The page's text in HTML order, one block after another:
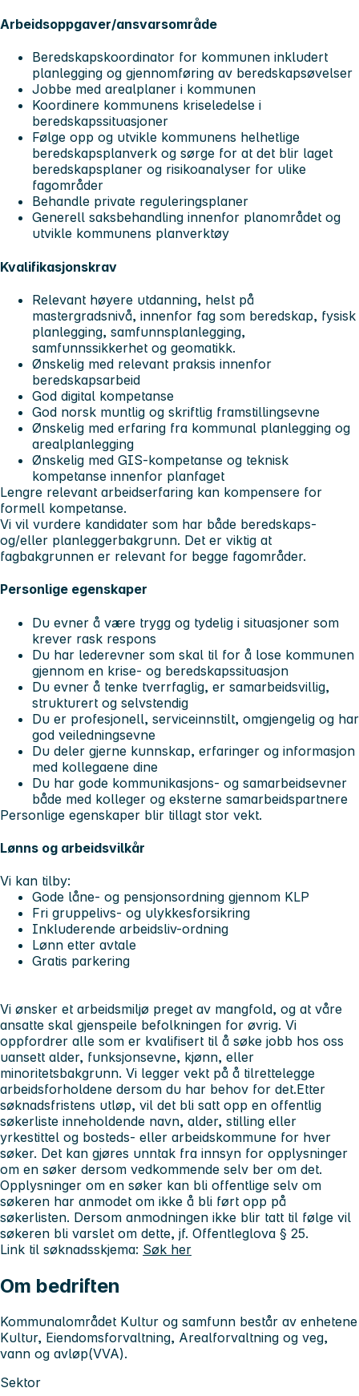
Arbeidsoppgaver/ansvarsområde
Beredskapskoordinator for kommunen inkludert
planlegging og gjennomføring av beredskapsøvelser
Jobbe med arealplaner i kommunen
Koordinere kommunens kriseledelse i
beredskapssituasjoner
Følge opp og utvikle kommunens helhetlige
beredskapsplanverk og sørge for at det blir laget
beredskapsplaner og risikoanalyser for ulike
fagområder
Behandle private reguleringsplaner
Generell saksbehandling innenfor planområdet og
utvikle kommunens planverktøy
Kvalifikasjonskrav
Relevant høyere utdanning, helst på
mastergradsnivå, innenfor fag som beredskap, fysisk
planlegging, samfunnsplanlegging,
samfunnssikkerhet og geomatikk.
Ønskelig med relevant praksis innenfor
beredskapsarbeid
God digital kompetanse
God norsk muntlig og skriftlig framstillingsevne
Ønskelig med erfaring fra kommunal planlegging og
arealplanlegging
Ønskelig med GIS-kompetanse og teknisk
kompetanse innenfor planfaget
Lengre relevant arbeidserfaring kan kompensere for
formell kompetanse.
Vi vil vurdere kandidater som har både beredskaps-
og/eller planleggerbakgrunn. Det er viktig at
fagbakgrunnen er relevant for begge fagområder.
Personlige egenskaper
Du evner å være trygg og tydelig i situasjoner som
krever rask respons
Du har lederevner som skal til for å lose kommunen
gjennom en krise- og beredskapssituasjon
Du evner å tenke tverrfaglig, er samarbeidsvillig,
strukturert og selvstendig
Du er profesjonell, serviceinnstilt, omgjengelig og har
god veiledningsevne
Du deler gjerne kunnskap, erfaringer og informasjon
med kollegaene dine
Du har gode kommunikasjons- og samarbeidsevner
både med kolleger og eksterne samarbeidspartnere
Personlige egenskaper blir tillagt stor vekt.
Lønns og arbeidsvilkår
Vi kan tilby:
Gode låne- og pensjonsordning gjennom KLP
Fri gruppelivs- og ulykkesforsikring
Inkluderende arbeidsliv-ordning
Lønn etter avtale
Gratis parkering
Vi ønsker et arbeidsmiljø preget av mangfold, og at våre
ansatte skal gjenspeile befolkningen for øvrig. Vi
oppfordrer alle som er kvalifisert til å søke jobb hos oss
uansett alder, funksjonsevne, kjønn, eller
minoritetsbakgrunn. Vi legger vekt på å tilrettelegge
arbeidsforholdene dersom du har behov for det.Etter
søknadsfristens utløp, vil det bli satt opp en offentlig
søkerliste inneholdende navn, alder, stilling eller
yrkestittel og bosteds- eller arbeidskommune for hver
søker. Det kan gjøres unntak fra innsyn for opplysninger
om en søker dersom vedkommende selv ber om det.
Opplysninger om en søker kan bli offentlige selv om
søkeren har anmodet om ikke å bli ført opp på
søkerlisten. Dersom anmodningen ikke blir tatt til følge vil
søkeren bli varslet om dette, jf. Offentleglova § 25.
Link til søknadsskjema: Søk her
Om bedriften
Kommunalområdet Kultur og samfunn består av enhetene
Kultur, Eiendomsforvaltning, Arealforvaltning og veg,
vann og avløp(VVA).
Sektor